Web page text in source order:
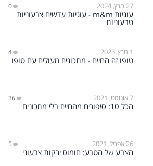
27 מרץ, 2024 0
עוגיות m&m - עוגיות עדשים צבעוניות
טבעוניות
1 מרץ, 2023 4
טופו זה החיים - מתכונים מעולים עם טופו
7 אוגוסט, 2021 36
הכל 10: סיפורים מהחיים בלי מתכונים
26 אפריל, 2021 5
הצבע של הטבע: חומוס ירקות צבעוני